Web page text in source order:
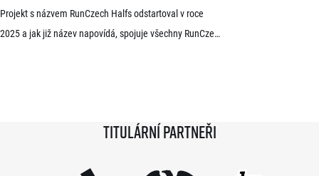
Projekt s názvem RunCzech Halfs odstartoval v roce
2025 a jak již název napovídá, spojuje všechny RunCzech
sezónu a od startu tak uběhlo teprve 18 měsíců,
Titulární partneři